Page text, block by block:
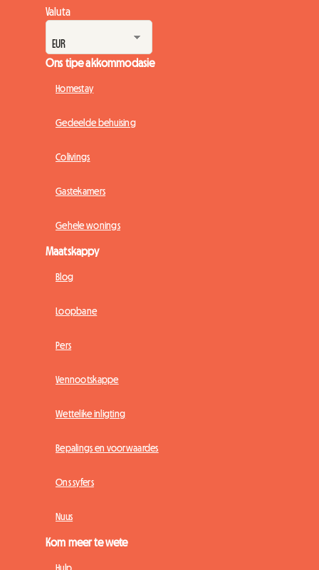
Valuta
Ons tipe akkommodasie
Homestay
Gedeelde behuising
Colivings
Gastekamers
Gehele wonings
Maatskappy
Blog
Loopbane
Pers
Vennootskappe
Wettelike inligting
Bepalings en voorwaardes
Ons syfers
Nuus
Kom meer te wete
Hulp